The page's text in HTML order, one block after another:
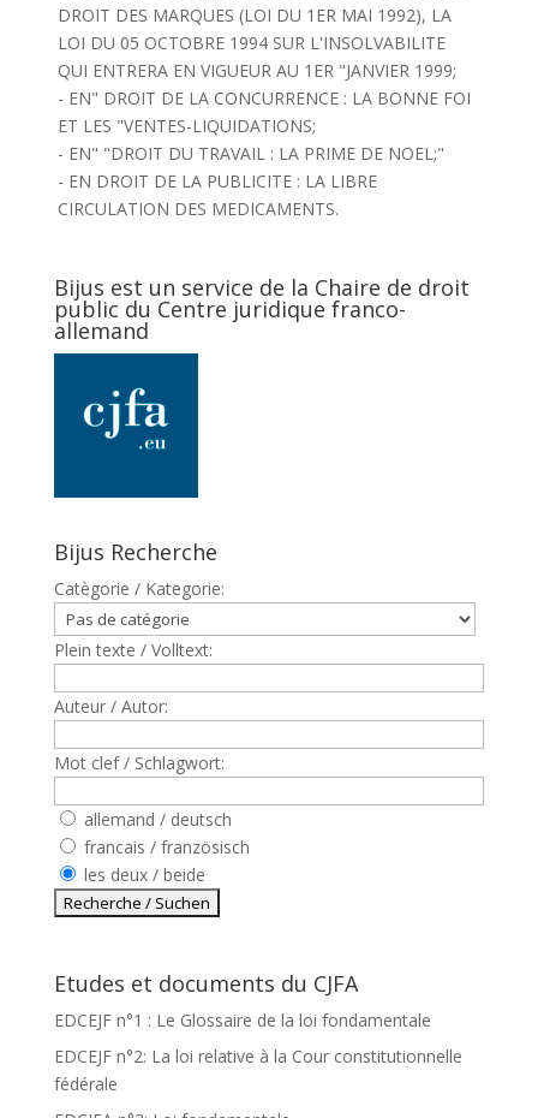
DROIT DES MARQUES (LOI DU 1ER MAI 1992), LA
LOI DU 05 OCTOBRE 1994 SUR L'INSOLVABILITE
QUI ENTRERA EN VIGUEUR AU 1ER "JANVIER 1999;
- EN" DROIT DE LA CONCURRENCE : LA BONNE FOI
ET LES "VENTES-LIQUIDATIONS;
- EN" "DROIT DU TRAVAIL : LA PRIME DE NOEL;"
- EN DROIT DE LA PUBLICITE : LA LIBRE
CIRCULATION DES MEDICAMENTS.
Bijus est un service de la Chaire de droit
public du Centre juridique franco-
allemand
Bijus Recherche
Catègorie / Kategorie:
Plein texte / Volltext:
Auteur / Autor:
Mot clef / Schlagwort:
allemand / deutsch
francais / französisch
les deux / beide
Etudes et documents du CJFA
EDCEJF n°1 : Le Glossaire de la loi fondamentale
EDCEJF n°2: La loi relative à la Cour constitutionnelle
fédérale